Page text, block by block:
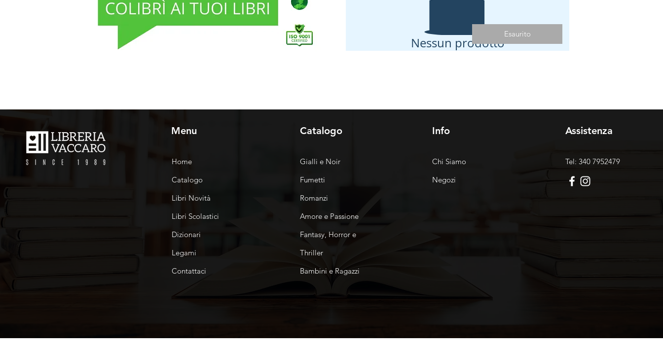
Nessun prodotto
Esaurito
Menu
Home
Catalogo
Libri Novità
Libri Scolastici
Dizionari
Legami
Contattaci
Catalogo
Gialli e Noir
Fumetti
Romanzi
Amore e Passione
Fantasy, Horror e
Thriller
Bambini e Ragazzi
Info
Chi Siamo
Negozi
Assistenza
Tel: 340 7952479